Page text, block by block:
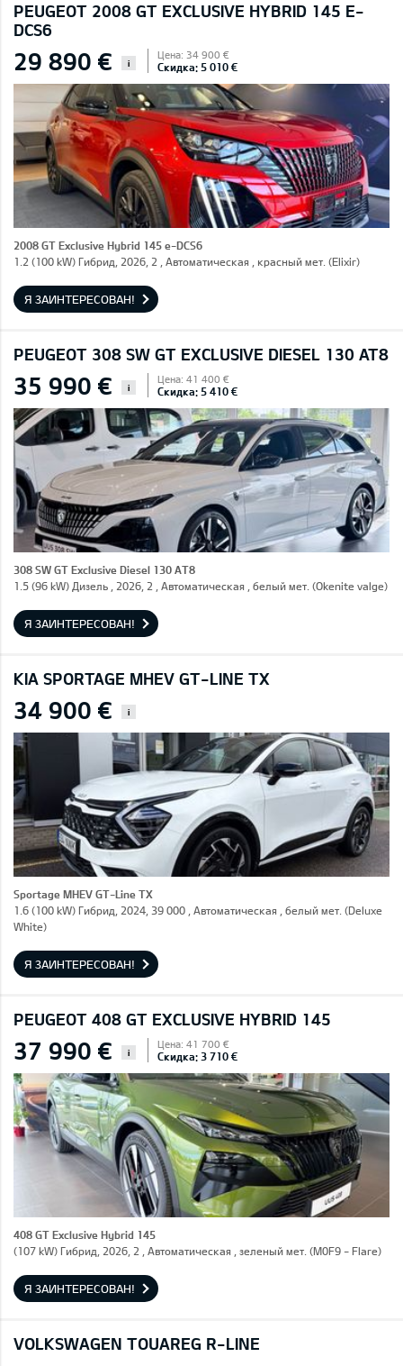
PEUGEOT 2008 GT EXCLUSIVE HYBRID 145 E-
DCS6
29 890 € i
Цена: 34 900 €
Скидка: 5 010 €
2008 GT Exclusive Hybrid 145 e-DCS6
1.2 (100 kW) Гибрид, 2026, 2 , Автоматическая , красный мет. (Elixir)
Я ЗАИНТЕРЕСОВАН!
PEUGEOT 308 SW GT EXCLUSIVE DIESEL 130 AT8
35 990 € i
Цена: 41 400 €
Скидка: 5 410 €
308 SW GT Exclusive Diesel 130 AT8
1.5 (96 kW) Дизель , 2026, 2 , Автоматическая , белый мет. (Okenite valge)
Я ЗАИНТЕРЕСОВАН!
KIA SPORTAGE MHEV GT-LINE TX
34 900 € i
Sportage MHEV GT-Line TX
1.6 (100 kW) Гибрид, 2024, 39 000 , Автоматическая , белый мет. (Deluxe
White)
Я ЗАИНТЕРЕСОВАН!
PEUGEOT 408 GT EXCLUSIVE HYBRID 145
37 990 € i
Цена: 41 700 €
Скидка: 3 710 €
408 GT Exclusive Hybrid 145
(107 kW) Гибрид, 2026, 2 , Автоматическая , зеленый мет. (M0F9 - Flare)
Я ЗАИНТЕРЕСОВАН!
VOLKSWAGEN TOUAREG R-LINE